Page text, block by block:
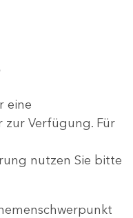
eine
Verfügung. Für
nutzen Sie bitte